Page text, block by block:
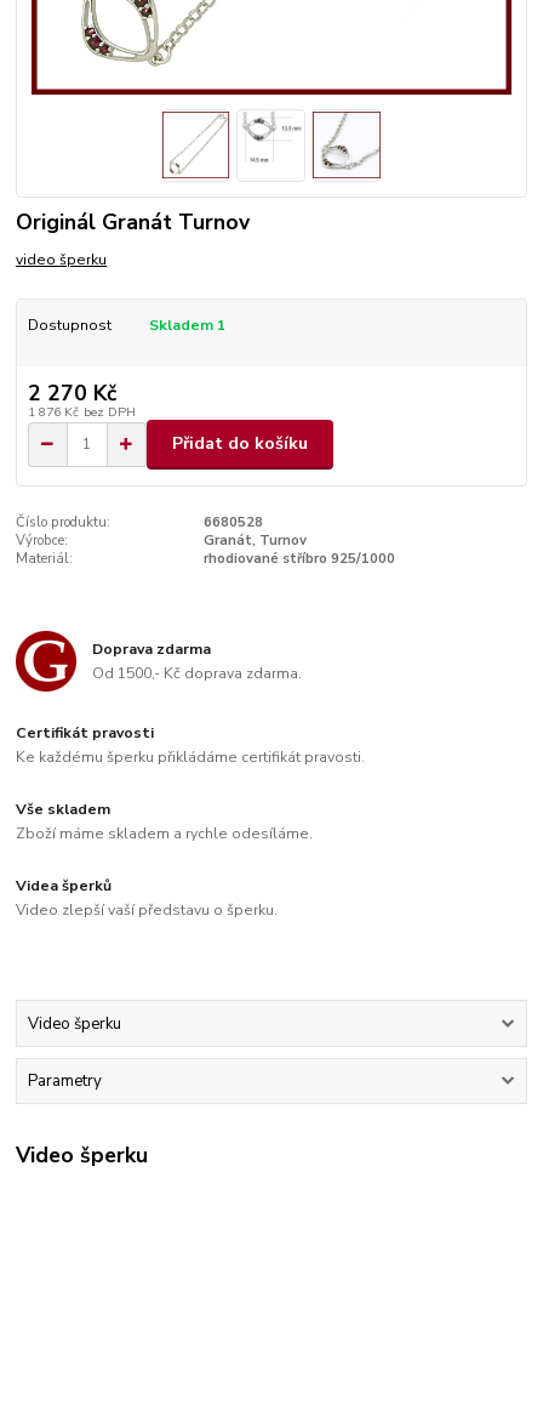
Originál Granát Turnov
video šperku
Dostupnost Skladem 1
2 270 Kč
1 876 Kč bez DPH
Přidat do košíku
Číslo produktu:
6680528
Výrobce:
Granát, Turnov
Materiál:
rhodiované stříbro 925/1000
Doprava zdarma
Od 1500,- Kč doprava zdarma.
Certifikát pravosti
Ke každému šperku přikládáme certifikát pravosti.
Vše skladem
Zboží máme skladem a rychle odesíláme.
Videa šperků
Video zlepší vaší představu o šperku.
Video šperku
Parametry
Video šperku